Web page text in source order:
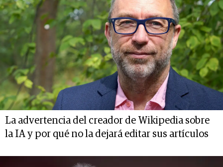
La advertencia del creador de Wikipedia sobre
la IA y por qué no la dejará editar sus artículos